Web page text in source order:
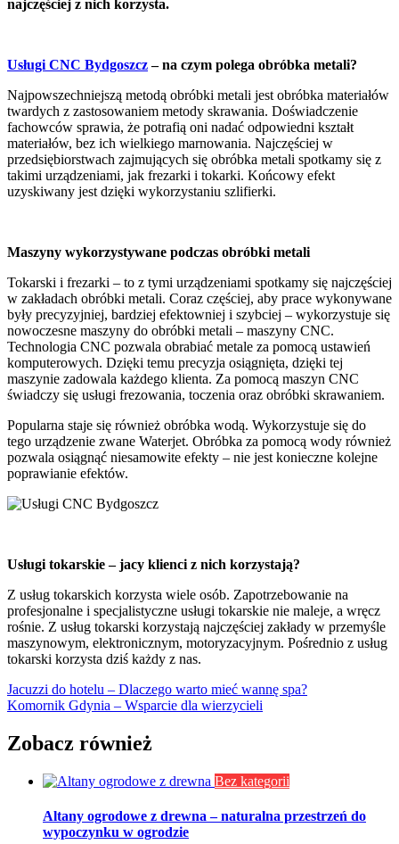
najczęściej z nich korzysta.
Usługi CNC Bydgoszcz– na czym polega obróbka metali?
Najpowszechniejszą metodą obróbki metali jest obróbka materiałów
twardych z zastosowaniem metody skrawania. Doświadczenie
fachowców sprawia, że potrafią oni nadać odpowiedni kształt
materiałów, bez ich wielkiego marnowania. Najczęściej w
przedsiębiorstwach zajmujących się obróbka metali spotkamy się z
takimi urządzeniami, jak frezarki i tokarki. Końcowy efekt
uzyskiwany jest dzięki wykorzystaniu szlifierki.
Maszyny wykorzystywane podczas obróbki metali
Tokarski i frezarki – to z tymi urządzeniami spotkamy się najczęściej
w zakładach obróbki metali. Coraz częściej, aby prace wykonywane
były precyzyjniej, bardziej efektowniej i szybciej – wykorzystuje się
nowoczesne maszyny do obróbki metali – maszyny CNC.
Technologia CNC pozwala obrabiać metale za pomocą ustawień
komputerowych. Dzięki temu precyzja osiągnięta, dzięki tej
maszynie zadowala każdego klienta. Za pomocą maszyn CNC
świadczy się usługi frezowania, toczenia oraz obróbki skrawaniem.
Popularna staje się również obróbka wodą. Wykorzystuje się do
tego urządzenie zwane Waterjet. Obróbka za pomocą wody również
pozwala osiągnąć niesamowite efekty – nie jest konieczne kolejne
poprawianie efektów.
Usługi tokarskie – jacy klienci z nich korzystają?
Z usług tokarskich korzysta wiele osób. Zapotrzebowanie na
profesjonalne i specjalistyczne usługi tokarskie nie maleje, a wręcz
rośnie. Z usług tokarski korzystają najczęściej zakłady w przemyśle
maszynowym, elektronicznym, motoryzacyjnym. Pośrednio z usług
tokarski korzysta dziś każdy z nas.
Nawigacja
wpisu
Jacuzzi do hotelu – Dlaczego warto mieć wannę spa?
Komornik Gdynia – Wsparcie dla wierzycieli
Zobacz również
Bez kategorii
Altany ogrodowe z drewna – naturalna przestrzeń do
wypoczynku w ogrodzie